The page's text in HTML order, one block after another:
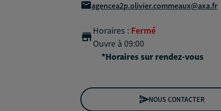
agencea2p.olivier.commeaux@axa.fr
Horaires : Fermé
Ouvre à 09:00
*Horaires sur rendez-vous
NOUS CONTACTER